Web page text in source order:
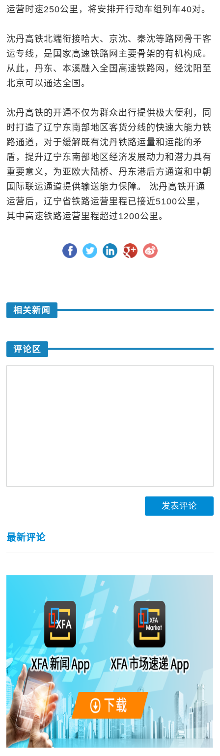
运营时速250公里，将安排开行动车组列车40对。
沈丹高铁北端衔接哈大、京沈、秦沈等路网骨干客
运专线，是国家高速铁路网主要骨架的有机构成。
从此，丹东、本溪融入全国高速铁路网，经沈阳至
北京可以通达全国。
沈丹高铁的开通不仅为群众出行提供极大便利，同
时打造了辽宁东南部地区客货分线的快速大能力铁
路通道，对于缓解既有沈丹铁路运量和运能的矛
盾，提升辽宁东南部地区经济发展动力和潜力具有
重要意义，为亚欧大陆桥、丹东港后方通道和中朝
国际联运通道提供输送能力保障。 沈丹高铁开通
运营后，辽宁省铁路运营里程已接近5100公里，
其中高速铁路运营里程超过1200公里。
相关新闻
评论区
发表评论
最新评论